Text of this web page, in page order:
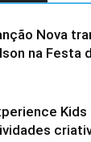
Nova
na Festa